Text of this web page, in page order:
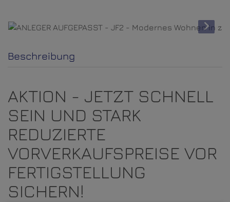
Beschreibung
AKTION - JETZT SCHNELL
SEIN UND STARK
REDUZIERTE
VORVERKAUFSPREISE VOR
FERTIGSTELLUNG
SICHERN!